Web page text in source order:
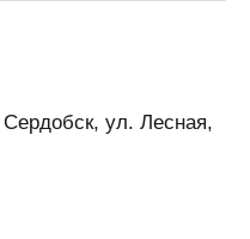
Сердобск, ул. Лесная,